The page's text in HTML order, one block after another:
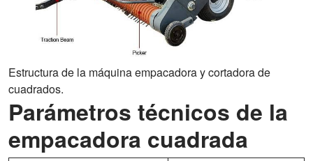
Estructura de la máquina empacadora y cortadora de
cuadrados.
Parámetros técnicos de la
empacadora cuadrada